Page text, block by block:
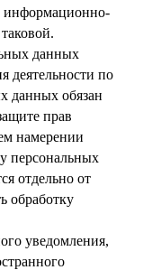
информационно-
данных
деятельности по
данных обязан
прав
намерении
персональных
отдельно от
обработку
уведомления,